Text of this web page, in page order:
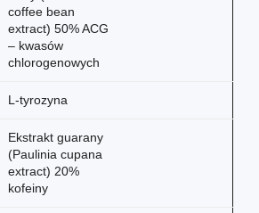
coffee bean
extract) 50% ACG
– kwasów
chlorogenowych
L-tyrozyna
Ekstrakt guarany
(Paulinia cupana
extract) 20%
kofeiny